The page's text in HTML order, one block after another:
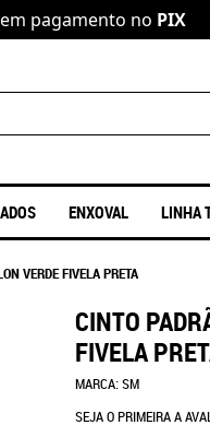
em pagamento no PIX
ENXOVAL LINHA
VERDE FIVELA PRETA
CINTO
FIVELA
MARCA:SM
SEJA O PRIMEIRA A